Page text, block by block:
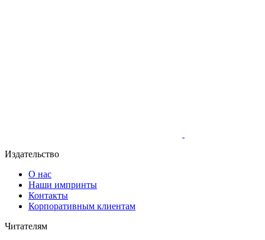
Издательство
О нас
Наши импринты
Контакты
Корпоративным клиентам
Читателям